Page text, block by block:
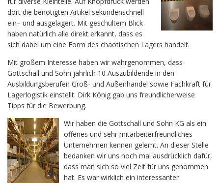
dort die benötigten Artikel sekundenschnell
ein– und ausgelagert. Mit geschultem Blick
haben natürlich alle direkt erkannt, dass es
sich dabei um eine Form des chaotischen Lagers handelt.
Mit großem Interesse haben wir wahrgenommen, dass
Gottschall und Sohn jährlich 10 Auszubildende in den
Ausbildungsberufen Groß- und Außenhandel sowie Fachkraft für
Lagerlogistik einstellt. Dirk König gab uns freundlicherweise
Tipps für die Bewerbung.
Wir haben die Gottschall und Sohn KG als ein
offenes und sehr mitarbeiterfreundliches
Unternehmen kennen gelernt. An dieser Stelle
bedanken wir uns noch mal ausdrücklich dafür,
dass man sich so viel Zeit für uns genommen
hat. Es war wirklich ein interessanter